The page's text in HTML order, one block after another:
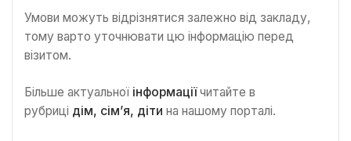
Умови можуть відрізнятися залежно від закладу,
тому варто уточнювати цю інформацію перед
візитом.
Більше актуальної інформаціїчитайте в
рубриці дім, сім’я, діти на нашому порталі.